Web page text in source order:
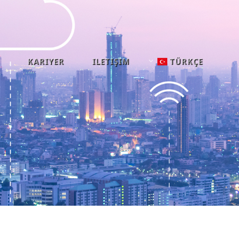
KARIYER ILETIŞIM TÜRKÇE